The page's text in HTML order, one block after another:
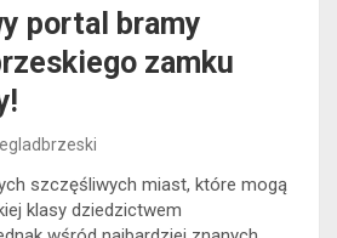
portal bramy
zamku
szczęśliwych miast, które mogą
klasy dziedzictwem